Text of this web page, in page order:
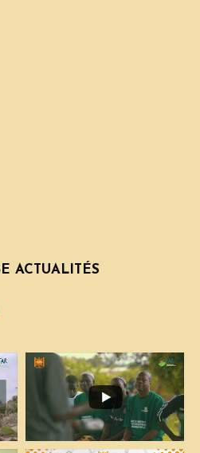
ACTUALITÉS